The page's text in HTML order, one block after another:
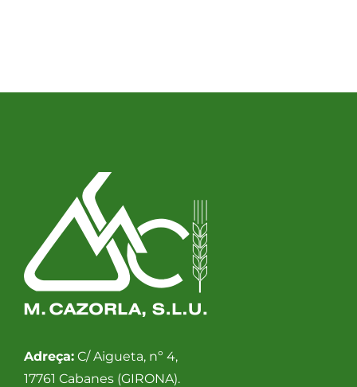
Adreça:C/ Aigueta, nº 4,
17761 Cabanes (GIRONA).